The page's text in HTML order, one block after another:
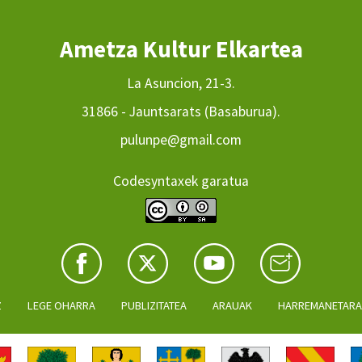
Ametza Kultur Elkartea
La Asuncion, 21-3.
31866 - Jauntsarats (Basaburua).
pulunpe@gmail.com
Codesyntaxek garatua
LEGE OHARRA PUBLIZITATEA ARAUAK